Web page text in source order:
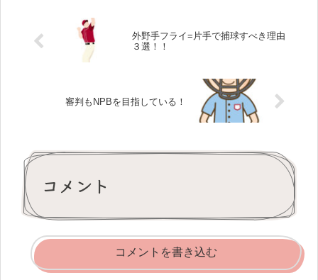
外野手フライ=片手で捕球すべき理由
３選！！
審判もNPBを目指している！
コメント
コメントを書き込む